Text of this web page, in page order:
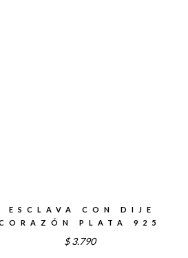
ESCLAVA CON DIJE
PLATA 925
$ 3.790